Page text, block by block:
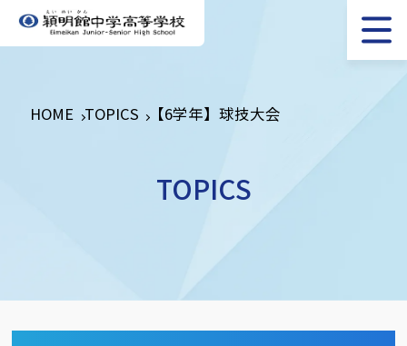
HOME TOPICS 【6学年】球技大会
TOPICS